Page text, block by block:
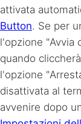
attivata
Button. Se per
l'opzione "Avvia
quando
l'opzione
disattivata al
avvenire dopo